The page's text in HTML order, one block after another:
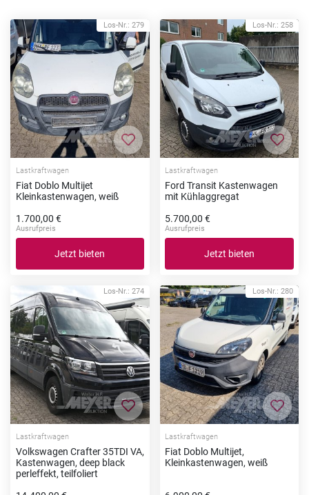
Los-Nr.: 279
Zur Merkliste hinzufügen
Lastkraftwagen
Fiat Doblo Multijet
Kleinkastenwagen, weiß
1.700,00 €
Ausrufpreis
Jetzt bieten
Los-Nr.: 258
Zur
Lastkraftwagen
Ford Transit Kastenwagen
mit Kühlaggregat
5.700,00 €
Ausrufpreis
Jetzt bieten
Los-Nr.: 274
Zur Merkliste hinzufügen
Lastkraftwagen
Volkswagen Crafter 35TDI VA,
Kastenwagen, deep black
perleffekt, teilfoliert
Los-Nr.: 280
Zur
Lastkraftwagen
Fiat Doblo Multijet,
Kleinkastenwagen, weiß